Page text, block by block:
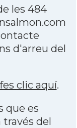
les 484
d'arreu del
fes clic aquí.
que es
del